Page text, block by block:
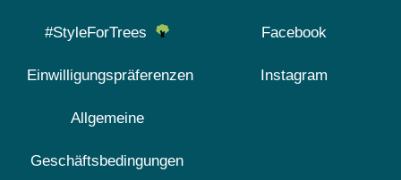
#StyleForTrees
Einwilligungspräferenzen
Allgemeine
Geschäftsbedingungen
Facebook
Instagram